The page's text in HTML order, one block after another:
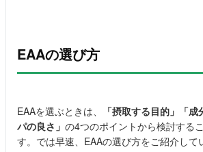
EAAの選び方
EAAを選ぶときは、
「摂取する目的」「
パの良さ」 の4つのポイントから検討する
す。では早速、EAAの選び方をご紹介して